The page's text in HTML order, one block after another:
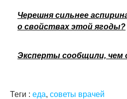
Черешня сильнее
о свойствах этой ягоды?
Эксперты сообщили, чем
Теги : еда, советы врачей